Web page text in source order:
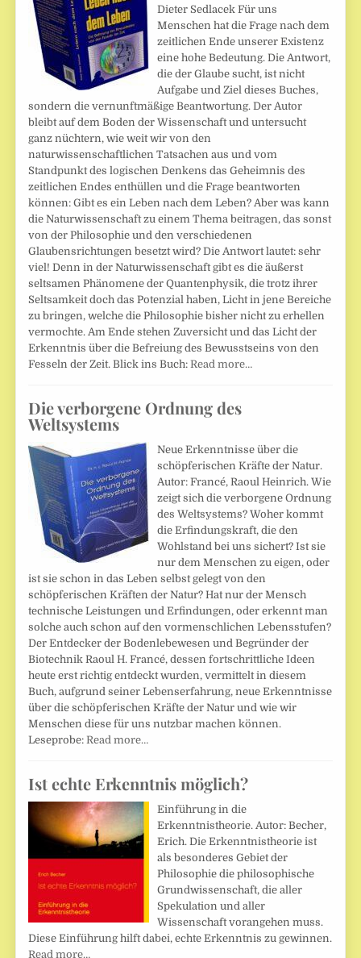
Dieter Sedlacek Für uns
Menschen hat die Frage nach dem
zeitlichen Ende unserer Existenz
eine hohe Bedeutung. Die Antwort,
die der Glaube sucht, ist nicht
Aufgabe und Ziel dieses Buches,
sondern die vernunftmäßige Beantwortung. Der Autor
bleibt auf dem Boden der Wissenschaft und untersucht
ganz nüchtern, wie weit wir von den
naturwissenschaftlichen Tatsachen aus und vom
Standpunkt des logischen Denkens das Geheimnis des
zeitlichen Endes enthüllen und die Frage beantworten
können: Gibt es ein Leben nach dem Leben? Aber was kann
die Naturwissenschaft zu einem Thema beitragen, das sonst
von der Philosophie und den verschiedenen
Glaubensrichtungen besetzt wird? Die Antwort lautet: sehr
viel! Denn in der Naturwissenschaft gibt es die äußerst
seltsamen Phänomene der Quantenphysik, die trotz ihrer
Seltsamkeit doch das Potenzial haben, Licht in jene Bereiche
zu bringen, welche die Philosophie bisher nicht zu erhellen
vermochte. Am Ende stehen Zuversicht und das Licht der
Erkenntnis über die Befreiung des Bewusstseins von den
Fesseln der Zeit. Blick ins Buch: Read more…
Die verborgene Ordnung des
Weltsystems
Neue Erkenntnisse über die
schöpferischen Kräfte der Natur.
Autor: Francé, Raoul Heinrich. Wie
zeigt sich die verborgene Ordnung
des Weltsystems? Woher kommt
die Erfindungskraft, die den
Wohlstand bei uns sichert? Ist sie
nur dem Menschen zu eigen, oder
ist sie schon in das Leben selbst gelegt von den
schöpferischen Kräften der Natur? Hat nur der Mensch
technische Leistungen und Erfindungen, oder erkennt man
solche auch schon auf den vormenschlichen Lebensstufen?
Der Entdecker der Bodenlebewesen und Begründer der
Biotechnik Raoul H. Francé, dessen fortschrittliche Ideen
heute erst richtig entdeckt wurden, vermittelt in diesem
Buch, aufgrund seiner Lebenserfahrung, neue Erkenntnisse
über die schöpferischen Kräfte der Natur und wie wir
Menschen diese für uns nutzbar machen können.
Leseprobe: Read more…
Ist echte Erkenntnis möglich?
Einführung in die
Erkenntnistheorie. Autor: Becher,
Erich. Die Erkenntnistheorie ist
als besonderes Gebiet der
Philosophie die philosophische
Grundwissenschaft, die aller
Spekulation und aller
Wissenschaft vorangehen muss.
Diese Einführung hilft dabei, echte Erkenntnis zu gewinnen.
Read more…